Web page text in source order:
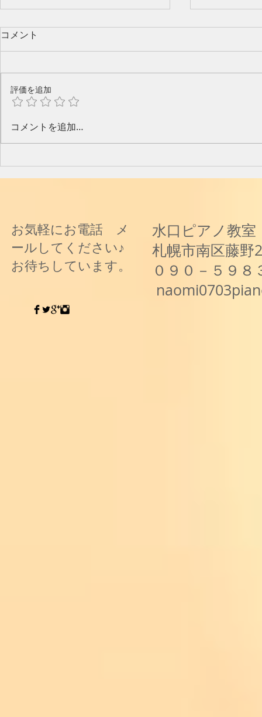
コメント
評価を追加
コメントを追加…
お気軽にお電話 メ
ールしてください♪
お待ちしています。
水口ピアノ教室
札幌市南区藤野
０９０－５９８